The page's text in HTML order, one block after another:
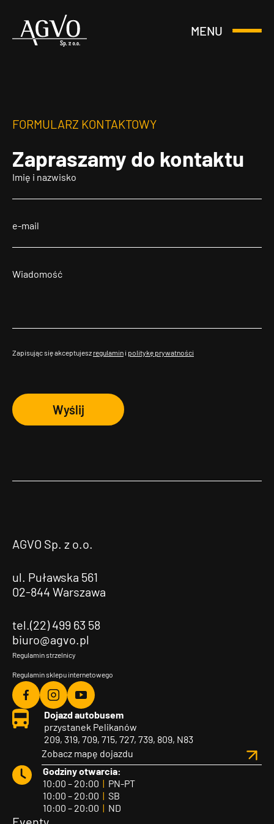
Header
MENU
Otwórz
FORMULARZ KONTAKTOWY
Zapraszamy do kontaktu
Zapisując się akceptujesz regulamin i politykę prywatności
Wyślij
AGVO Sp. z o.o.
ul. Puławska 561
02-844 Warszawa
tel.(22) 499 63 58
biuro@agvo.pl
Regulamin strzelnicy
Regulamin sklepu internetowego
Agvo
Facebook
Agvo
Instagram
Agvo
YouTube
Dojazd autobusem
przystanek Pelikanów
209, 319, 709, 715, 727, 739, 809, N83
Zobacz mapę dojazdu
Godziny otwarcia:
10:00 – 20:00 | PN-PT
10:00 – 20:00 | SB
10:00 – 20:00 | ND